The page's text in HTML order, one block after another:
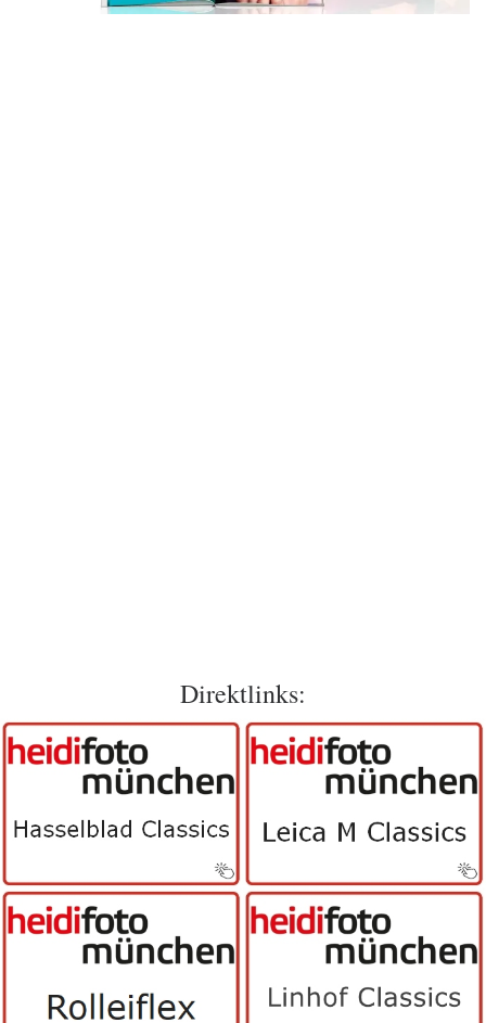
Direktlinks: